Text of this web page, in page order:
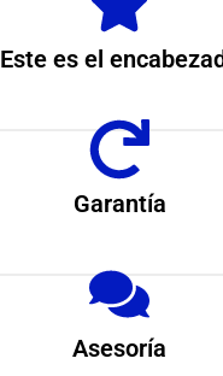
Este es el
Garantía
Asesoría